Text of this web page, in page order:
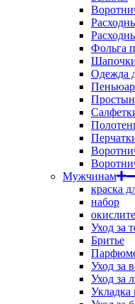
Фольга
Одежда
Мужчинам
краска
набор
Уход за
Бритье
Уход за
Уход за
Укладка